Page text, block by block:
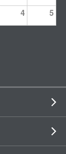
4 5